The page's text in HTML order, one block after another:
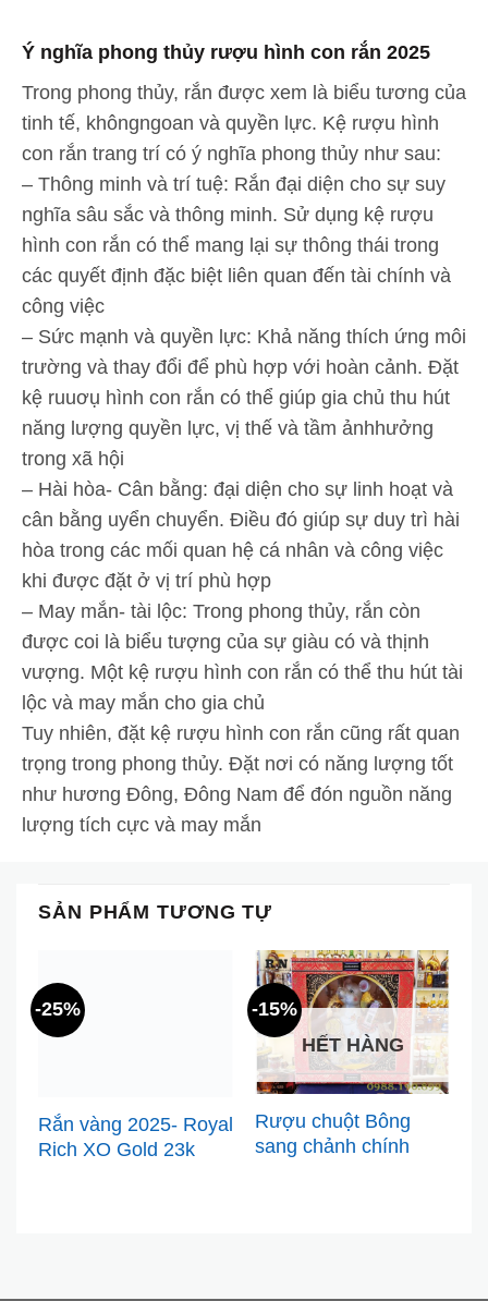
Ý nghĩa phong thủy rượu hình con rắn 2025
Trong phong thủy, rắn được xem là biểu tương của
tinh tế, khôngngoan và quyền lực. Kệ rượu hình
con rắn trang trí có ý nghĩa phong thủy như sau:
– Thông minh và trí tuệ: Rắn đại diện cho sự suy
nghĩa sâu sắc và thông minh. Sử dụng kệ rượu
hình con rắn có thể mang lại sự thông thái trong
các quyết định đặc biệt liên quan đến tài chính và
công việc
– Sức mạnh và quyền lực: Khả năng thích ứng môi
trường và thay đổi để phù hợp với hoàn cảnh. Đặt
kệ ruuơụ hình con rắn có thể giúp gia chủ thu hút
năng lượng quyền lực, vị thế và tầm ảnhhưởng
trong xã hội
– Hài hòa- Cân bằng: đại diện cho sự linh hoạt và
cân bằng uyển chuyển. Điều đó giúp sự duy trì hài
hòa trong các mối quan hệ cá nhân và công việc
khi được đặt ở vị trí phù hợp
– May mắn- tài lộc: Trong phong thủy, rắn còn
được coi là biểu tượng của sự giàu có và thịnh
vượng. Một kệ rượu hình con rắn có thể thu hút tài
lộc và may mắn cho gia chủ
Tuy nhiên, đặt kệ rượu hình con rắn cũng rất quan
trọng trong phong thủy. Đặt nơi có năng lượng tốt
như hương Đông, Đông Nam để đón nguồn năng
lượng tích cực và may mắn
SẢN PHẨM TƯƠNG TỰ
-25%
Rắn vàng 2025- Royal
Rich XO Gold 23k
-15%
HẾT HÀNG
Rượu chuột Bông
sang chảnh chính